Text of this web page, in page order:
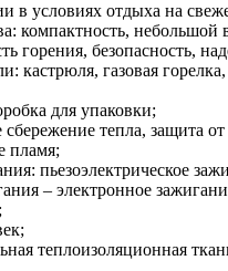
в условиях отдыха на
компактность, небольшой
горения, безопасность,
кастрюля, газовая
для упаковки;
тепла, защита
пламя;
пьезоэлектрическое
– электронное
теплоизоляционная